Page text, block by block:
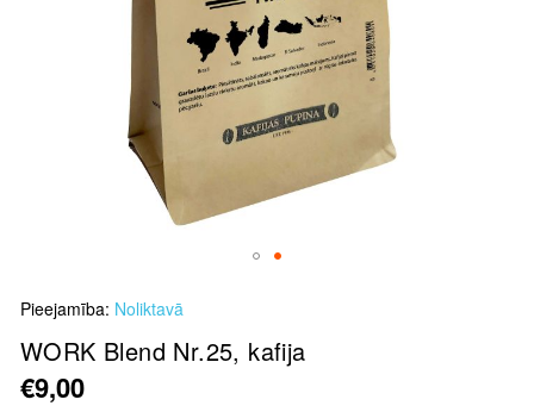
to
the
of
Pieejamība: Noliktavā
WORK Blend Nr.25, kafija
€9,00